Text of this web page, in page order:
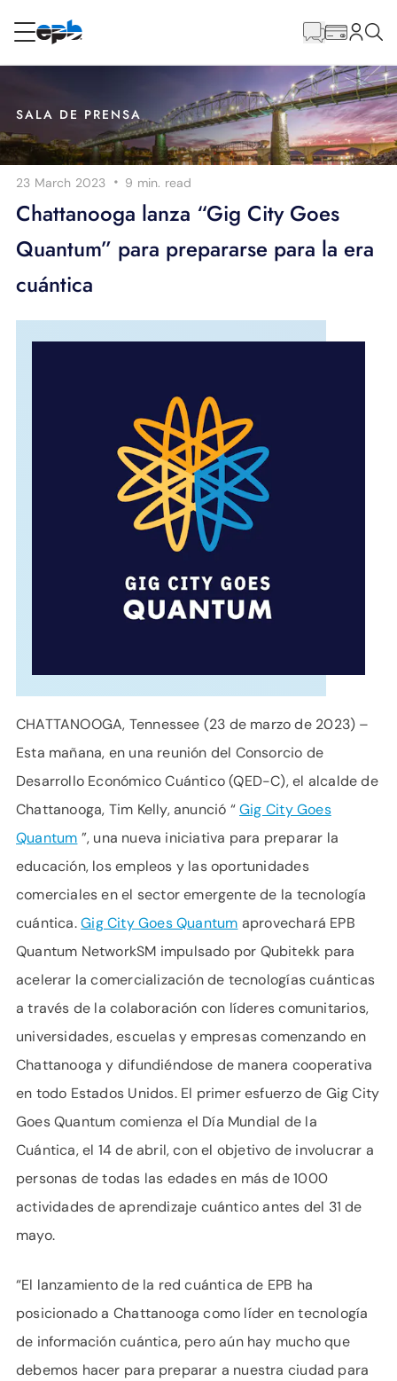
Internet
Energía
Televisión
principal
SALA DE PRENSA
23 March 2023 · 9 min. read
Chattanooga lanza “Gig City Goes
Quantum” para prepararse para la era
cuántica
CHATTANOOGA, Tennessee (23 de marzo de 2023) –
Esta mañana, en una reunión del Consorcio de
Desarrollo Económico Cuántico (QED-C), el alcalde de
Chattanooga, Tim Kelly, anunció “Gig City Goes
Quantum ”, una nueva iniciativa para preparar la
educación, los empleos y las oportunidades
comerciales en el sector emergente de la tecnología
cuántica.Gig City Goes Quantum aprovechará EPB
Quantum NetworkSM impulsado por Qubitekk para
acelerar la comercialización de tecnologías cuánticas
a través de la colaboración con líderes comunitarios,
universidades, escuelas y empresas comenzando en
Chattanooga y difundiéndose de manera cooperativa
en todo Estados Unidos. El primer esfuerzo de Gig City
Goes Quantum comienza el Día Mundial de la
Cuántica, el 14 de abril, con el objetivo de involucrar a
personas de todas las edades en más de 1000
actividades de aprendizaje cuántico antes del 31 de
mayo.
“El lanzamiento de la red cuántica de EPB ha
posicionado a Chattanooga como líder en tecnología
de información cuántica, pero aún hay mucho que
debemos hacer para preparar a nuestra ciudad para